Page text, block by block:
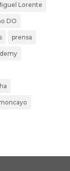
Lorente
DO
prensa